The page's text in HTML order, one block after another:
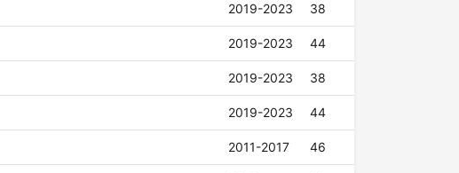
2019-2023 38
2019-2023 44
2019-2023 38
2019-2023 44
2011-2017 46